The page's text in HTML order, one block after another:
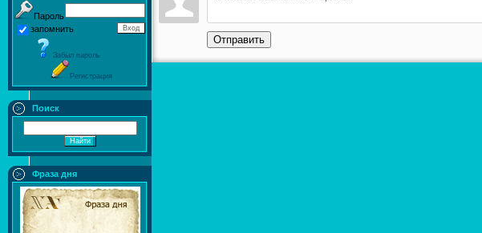
Пароль
запомнить
Забыл пароль
Регистрация
Поиск
Фраза дня
Отправить